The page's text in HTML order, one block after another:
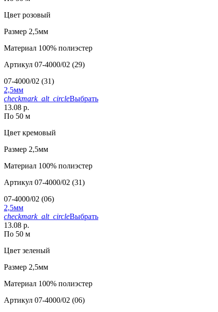
Цвет розовый
Размер 2,5мм
Материал 100% полиэстер
Артикул 07-4000/02 (29)
07-4000/02 (31)
2,5мм
checkmark_alt_circleВыбрать
13.08 р.
По 50 м
Цвет кремовый
Размер 2,5мм
Материал 100% полиэстер
Артикул 07-4000/02 (31)
07-4000/02 (06)
2,5мм
checkmark_alt_circleВыбрать
13.08 р.
По 50 м
Цвет зеленый
Размер 2,5мм
Материал 100% полиэстер
Артикул 07-4000/02 (06)